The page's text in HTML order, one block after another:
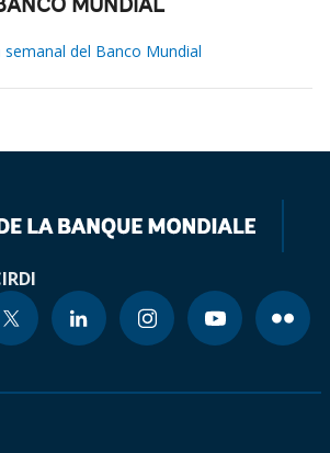
MUNDIAL
del Banco Mundial